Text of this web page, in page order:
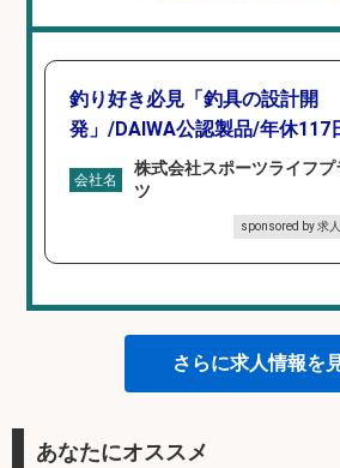
釣り好き必見「釣具の設計開
発」/DAIWA公認製品/年休117
会社名
株式会社スポーツライフプ
ツ
sponsored by 求
さらに求人情報を
あなたにオススメ